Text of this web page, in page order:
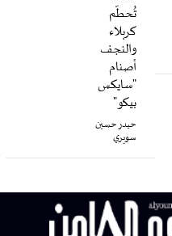
تُحطّم
كربلاء
والنجف
أصنام
"سايكس
بيكو"
حيدر حسين
سويري